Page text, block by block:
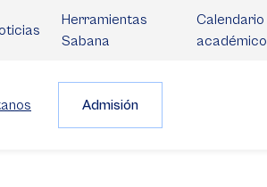
Herramientas
Sabana
Calendario
académico
Admisión